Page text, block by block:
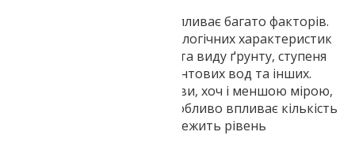
На вибір типу фундаменту впливає багато факторів.
Особливо сильний вплив геологічних характеристик
території – хімічного складу та виду ґрунту, ступеня
його промерзання, рівня ґрунтових вод та інших.
Параметри майбутньої будови, хоч і меншою мірою,
але також враховуються. Особливо впливає кількість
поверхів. Адже від цього залежить рівень